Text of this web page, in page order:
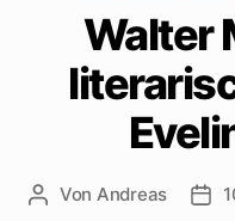
Walter
Beitragsautor
Von Andreas